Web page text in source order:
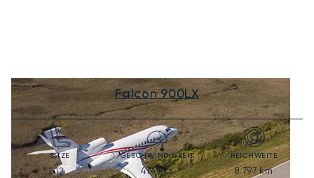
Falcon 900LX
SITZE
12
GESCHWINDIGKEIT
474kts
REICHWEITE
8.797km